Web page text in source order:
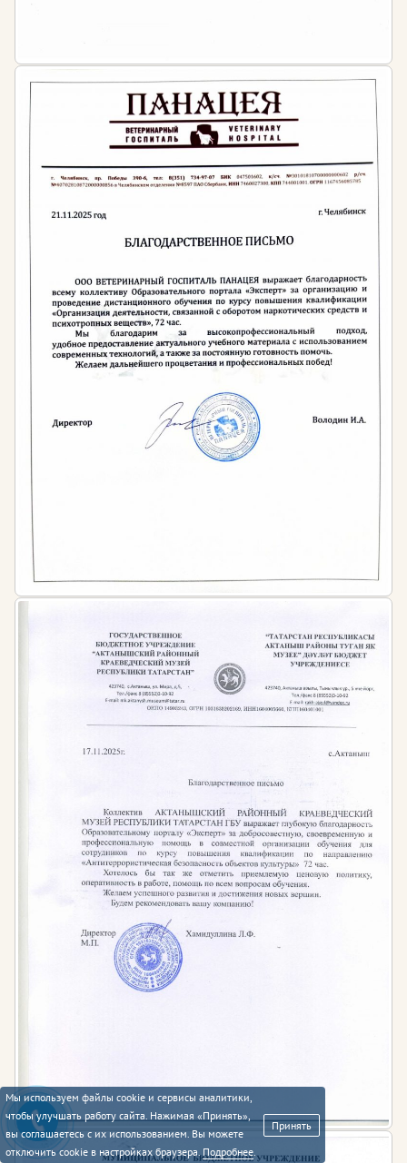
Мы используем файлы cookie и сервисы аналитики,
чтобы улучшать работу сайта. Нажимая «Принять»,
вы соглашаетесь с их использованием. Вы можете
отключить cookie в настройках браузера.Подробнее.
Принять